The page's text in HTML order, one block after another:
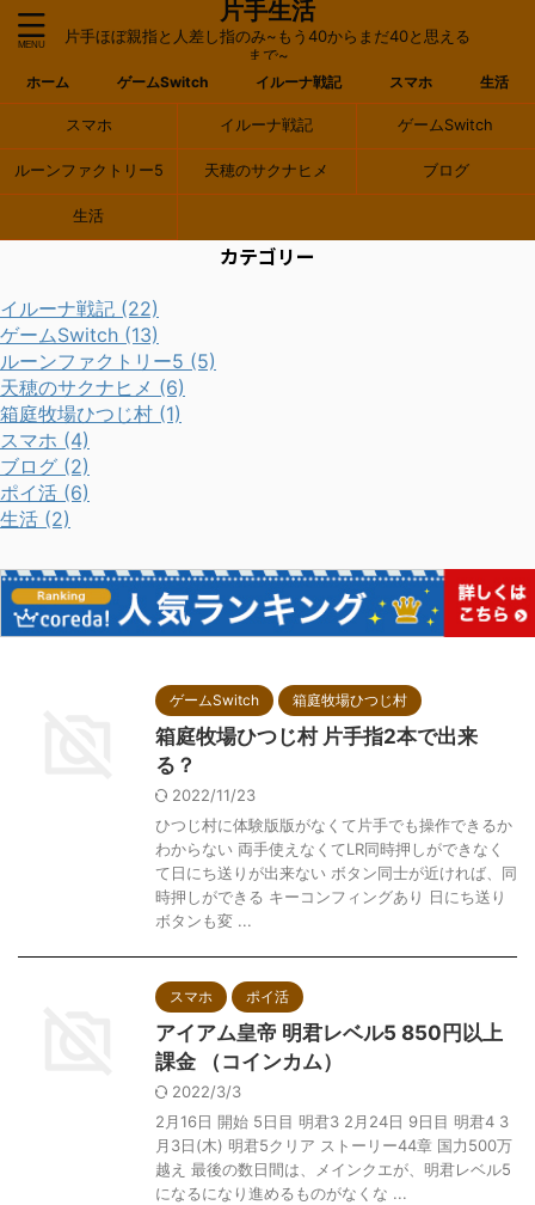
片手生活
片手ほぼ親指と人差し指のみ~もう40からまだ40と思える
まで~
ホーム ゲームSwitch イルーナ戦記 スマホ 生活
スマホ イルーナ戦記 ゲームSwitch
ルーンファクトリー5 天穂のサクナヒメ ブログ
生活
カテゴリー
イルーナ戦記 (22)
ゲームSwitch (13)
ルーンファクトリー5 (5)
天穂のサクナヒメ (6)
箱庭牧場ひつじ村 (1)
スマホ (4)
ブログ (2)
ポイ活 (6)
生活 (2)
ゲームSwitch 箱庭牧場ひつじ村
箱庭牧場ひつじ村 片手指2本で出来
る？
2022/11/23
ひつじ村に体験版版がなくて片手でも操作できるか
わからない 両手使えなくてLR同時押しができなく
て日にち送りが出来ない ボタン同士が近ければ、同
時押しができる キーコンフィングあり 日にち送り
ボタンも変 ...
スマホ ポイ活
アイアム皇帝 明君レベル5 850円以上
課金 （コインカム）
2022/3/3
2月16日 開始 5日目 明君3 2月24日 9日目 明君4 3
月3日(木) 明君5クリア ストーリー44章 国力500万
越え 最後の数日間は、メインクエが、明君レベル5
になるになり進めるものがなくな ...